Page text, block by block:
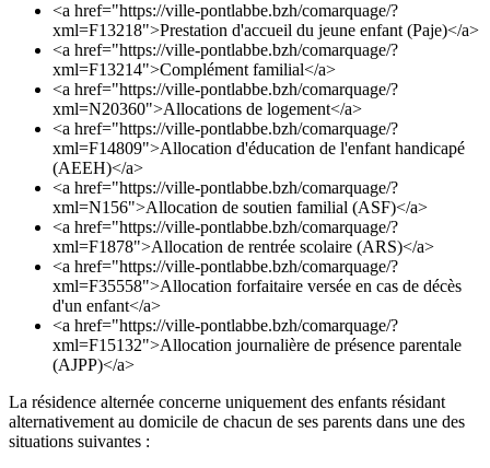
<a href="https://ville-pontlabbe.bzh/comarquage/?
xml=F13218">Prestation d'accueil du jeune enfant (Paje)</a>
<a href="https://ville-pontlabbe.bzh/comarquage/?
xml=F13214">Complément familial</a>
<a href="https://ville-pontlabbe.bzh/comarquage/?
xml=N20360">Allocations de logement</a>
<a href="https://ville-pontlabbe.bzh/comarquage/?
xml=F14809">Allocation d'éducation de l'enfant handicapé
(AEEH)</a>
<a href="https://ville-pontlabbe.bzh/comarquage/?
xml=N156">Allocation de soutien familial (ASF)</a>
<a href="https://ville-pontlabbe.bzh/comarquage/?
xml=F1878">Allocation de rentrée scolaire (ARS)</a>
<a href="https://ville-pontlabbe.bzh/comarquage/?
xml=F35558">Allocation forfaitaire versée en cas de décès
d'un enfant</a>
<a href="https://ville-pontlabbe.bzh/comarquage/?
xml=F15132">Allocation journalière de présence parentale
(AJPP)</a>
La résidence alternée concerne uniquement des enfants résidant
alternativement au domicile de chacun de ses parents dans une des
situations suivantes :